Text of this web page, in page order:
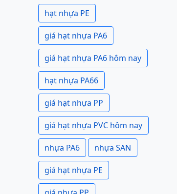
hạt nhựa PE
giá hạt nhựa PA6
giá hạt nhựa PA6 hôm nay
hạt nhựa PA66
giá hạt nhựa PP
giá hạt nhựa PVC hôm nay
nhựa PA6 nhựa SAN
giá hạt nhựa PE